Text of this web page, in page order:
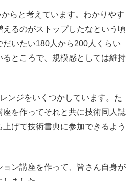
らと考えています。わかりやす
えるのがストップしたなという頃
いたい180人から200人くらい
るところで、規模感としては維持
ンジをいくつかしています。た
座を作ってそれと共に技術同人誌
げて技術書典に参加できるよう
ョン講座を作って、皆さん自身が